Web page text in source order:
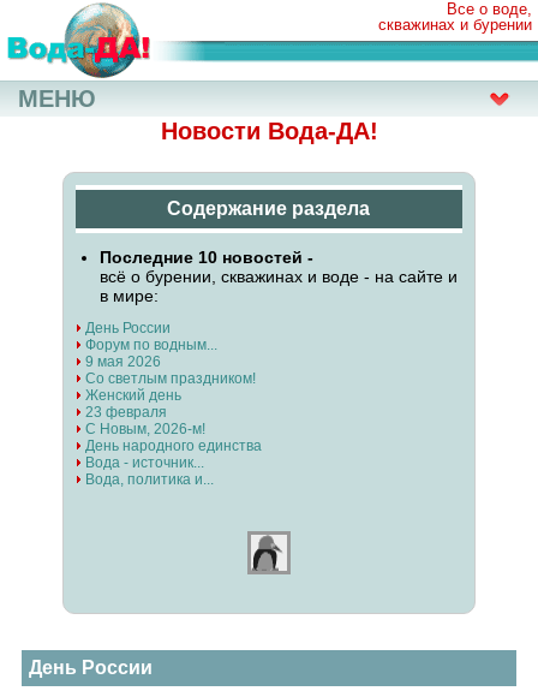
Все о воде,
скважинах и бурении
Новости Вода-ДА!
Содержание раздела
Последние 10 новостей -
всё о бурении, скважинах и воде - на сайте и
в мире:
День России
Форум по водным...
9 мая 2026
Со светлым праздником!
Женский день
23 февраля
С Новым, 2026-м!
День народного единства
Вода - источник...
Вода, политика и...
День России
МЕНЮ